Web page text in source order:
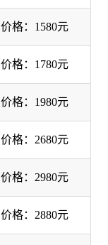
价格：1580元
价格：1780元
价格：1980元
价格：2680元
价格：2980元
价格：2880元